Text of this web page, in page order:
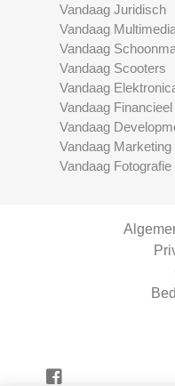
Vandaag Juridisch
Vandaag
Vandaag
Vandaag Scooters
Vandaag
Vandaag Financieel
Vandaag
Vandaag Marketing
Vandaag Fotografie